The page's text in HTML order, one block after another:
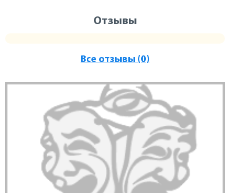
Отзывы
Все отзывы (0)